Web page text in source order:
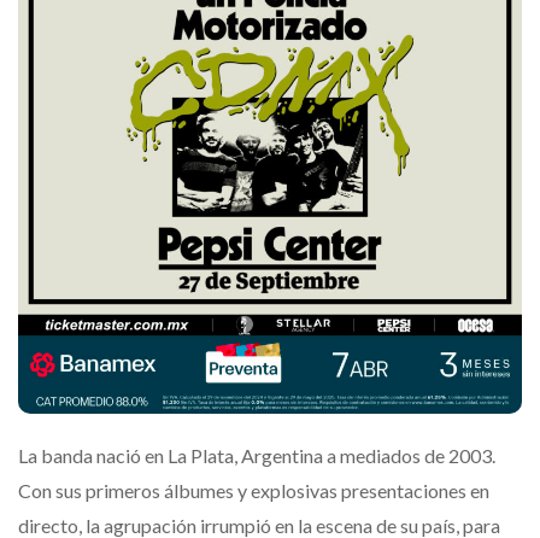
La banda nació en La Plata, Argentina a mediados de 2003.
Con sus primeros álbumes y explosivas presentaciones en
directo, la agrupación irrumpió en la escena de su país, para